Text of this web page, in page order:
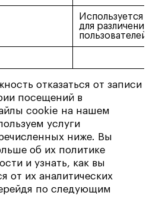
Используется
для различения
пользователей
отказаться от записи
посещений в
cookie на нашем
услуги
ниже. Вы
об их политике
и узнать, как вы
от их аналитических
по следующим